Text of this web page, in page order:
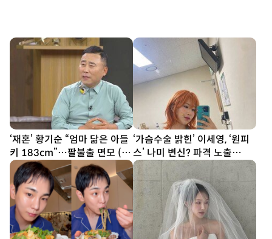
‘재혼’ 황기순 “엄마 닮은 아들
키 183cm”…팔불출 면모 (데
이앤나잇)
‘가슴수술 밝힌’ 이세영, ‘원피
스’ 나미 변신? 파격 노출
[DA★]